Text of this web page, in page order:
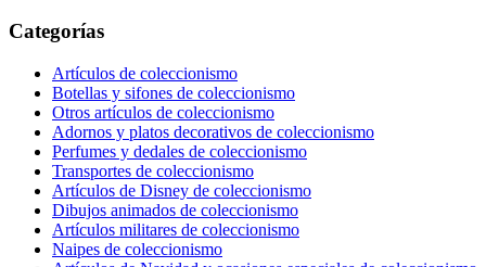
Categorías
Artículos de coleccionismo
Botellas y sifones de coleccionismo
Otros artículos de coleccionismo
Adornos y platos decorativos de coleccionismo
Perfumes y dedales de coleccionismo
Transportes de coleccionismo
Artículos de Disney de coleccionismo
Dibujos animados de coleccionismo
Artículos militares de coleccionismo
Naipes de coleccionismo